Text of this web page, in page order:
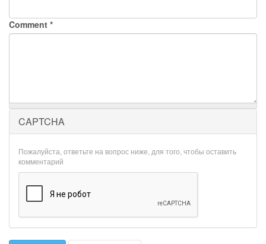
Comment *
CAPTCHA
Пожалуйста, ответьте на вопрос ниже, для того, чтобы оставить
комментарий